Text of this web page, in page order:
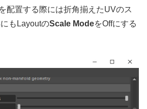
配置する際には折角揃えたUVのス
もLayoutのScale ModeをOffにする